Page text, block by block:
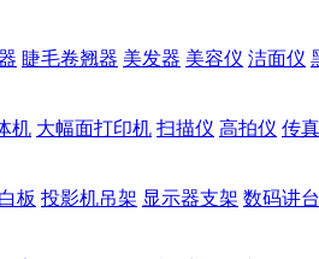
睫毛卷翘器 美发器 美容仪 洁面仪
机 大幅面打印机 扫描仪 高拍仪 传
板 投影机吊架 显示器支架 数码讲